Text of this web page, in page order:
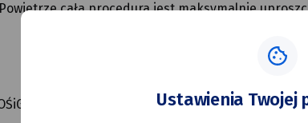
cała procedura jest maksymalnie
pomoże Ci na każdym etapie:Ustawienia Twojej